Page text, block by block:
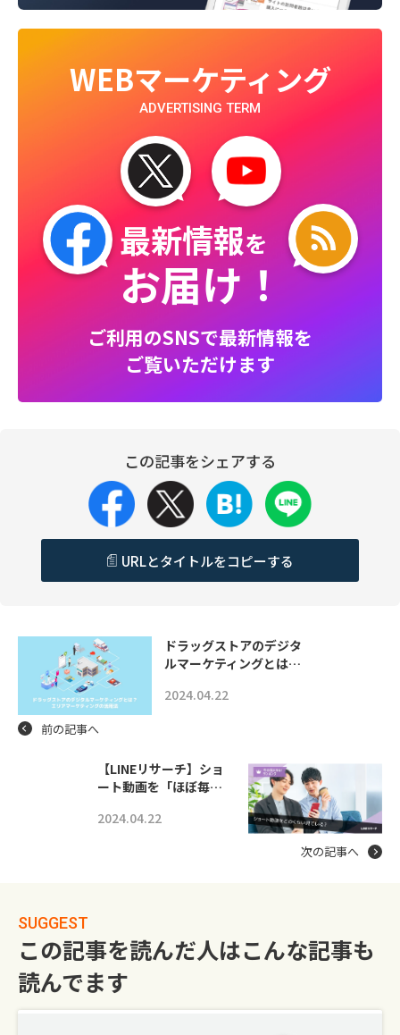
WEBマーケティング
ADVERTISING TERM
最新情報を
お届け！
ご利用のSNSで最新情報を
ご覧いただけます
この記事をシェアする
URLとタイトルをコピーする
ドラッグストアのデジタ
ルマーケティングとは…
2024.04.22
前の記事へ
【LINEリサーチ】ショ
ート動画を「ほぼ毎…
2024.04.22
次の記事へ
SUGGEST
この記事を読んだ人はこんな記事も
読んでます